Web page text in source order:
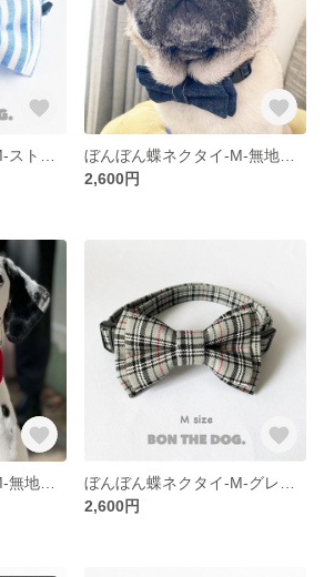
2,600円
2,600円